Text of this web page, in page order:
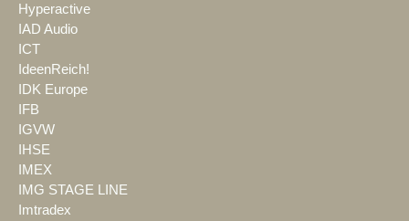
Hyperactive
IAD Audio
ICT
IdeenReich!
IDK Europe
IFB
IGVW
IHSE
IMEX
IMG STAGE LINE
Imtradex